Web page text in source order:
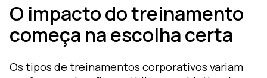
O impacto do treinamento
começa na escolha certa
Os tipos de treinamentos corporativos variam